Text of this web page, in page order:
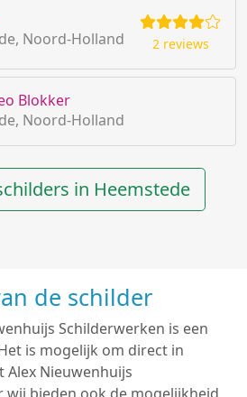
Noord-Holland
2 reviews
Blokker
Noord-Holland
in Heemstede
de schilder
Schilderwerken is een
is mogelijk om direct in
Nieuwenhuijs